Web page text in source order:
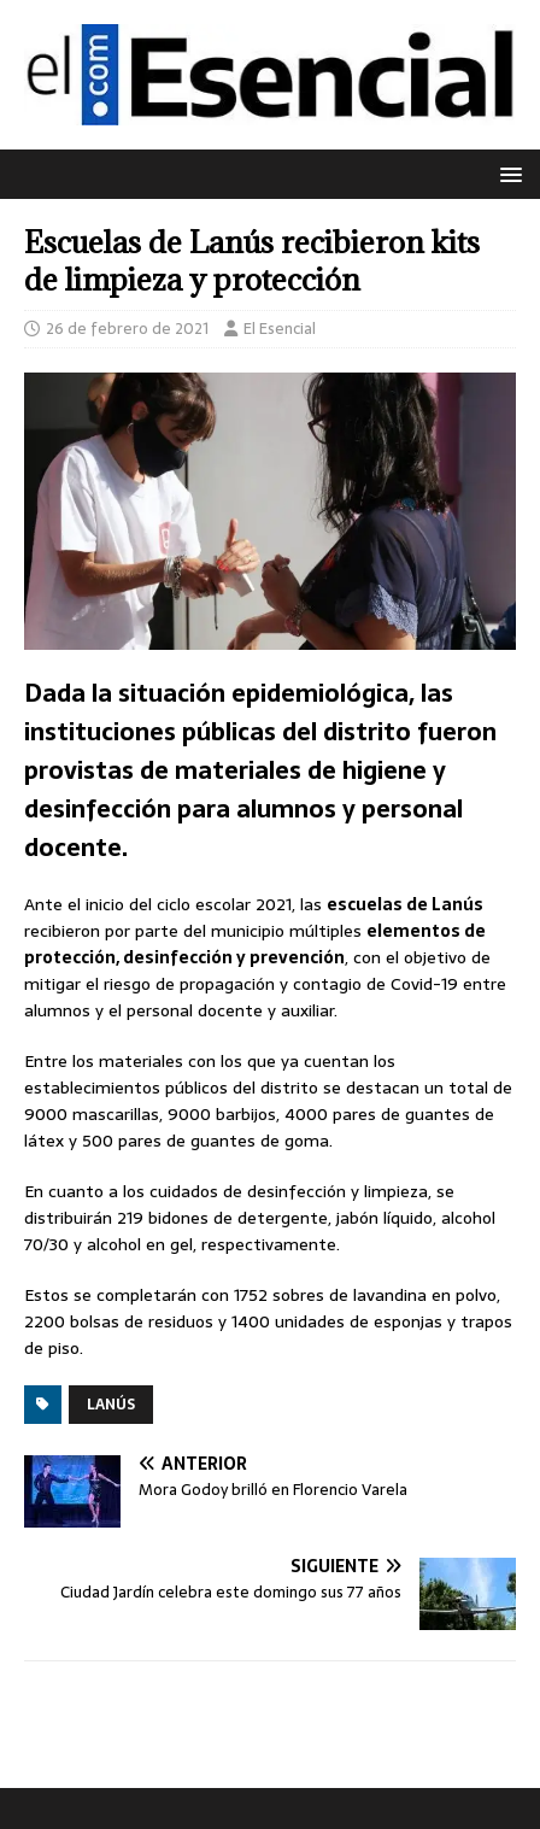
Escuelas de Lanús recibieron kits
de limpieza y protección
26 de febrero de 2021 El Esencial
Dada la situación epidemiológica, las
instituciones públicas del distrito fueron
provistas de materiales de higiene y
desinfección para alumnos y personal
docente.
Ante el inicio del ciclo escolar 2021, las escuelas de Lanús
recibieron por parte del municipio múltiples elementos de
protección, desinfección y prevención, con el objetivo de
mitigar el riesgo de propagación y contagio de Covid-19 entre
alumnos y el personal docente y auxiliar.
Entre los materiales con los que ya cuentan los
establecimientos públicos del distrito se destacan un total de
9000 mascarillas, 9000 barbijos, 4000 pares de guantes de
látex y 500 pares de guantes de goma.
En cuanto a los cuidados de desinfección y limpieza, se
distribuirán 219 bidones de detergente, jabón líquido, alcohol
70/30 y alcohol en gel, respectivamente.
Estos se completarán con 1752 sobres de lavandina en polvo,
2200 bolsas de residuos y 1400 unidades de esponjas y trapos
de piso.
LANÚS
ANTERIOR
Mora Godoy brilló en Florencio Varela
SIGUIENTE
Ciudad Jardín celebra este domingo sus 77 años